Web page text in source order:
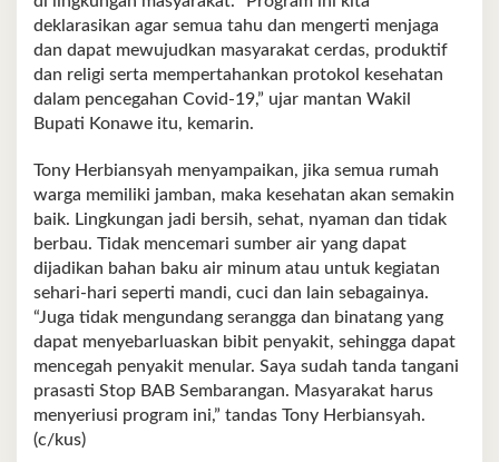
deklarasikan agar semua tahu dan mengerti menjaga
dan dapat mewujudkan masyarakat cerdas, produktif
dan religi serta mempertahankan protokol kesehatan
dalam pencegahan Covid-19,” ujar mantan Wakil
Bupati Konawe itu, kemarin.
Tony Herbiansyah menyampaikan, jika semua rumah
warga memiliki jamban, maka kesehatan akan semakin
baik. Lingkungan jadi bersih, sehat, nyaman dan tidak
berbau. Tidak mencemari sumber air yang dapat
dijadikan bahan baku air minum atau untuk kegiatan
sehari-hari seperti mandi, cuci dan lain sebagainya.
“Juga tidak mengundang serangga dan binatang yang
dapat menyebarluaskan bibit penyakit, sehingga dapat
mencegah penyakit menular. Saya sudah tanda tangani
prasasti Stop BAB Sembarangan. Masyarakat harus
menyeriusi program ini,” tandas Tony Herbiansyah.
(c/kus)